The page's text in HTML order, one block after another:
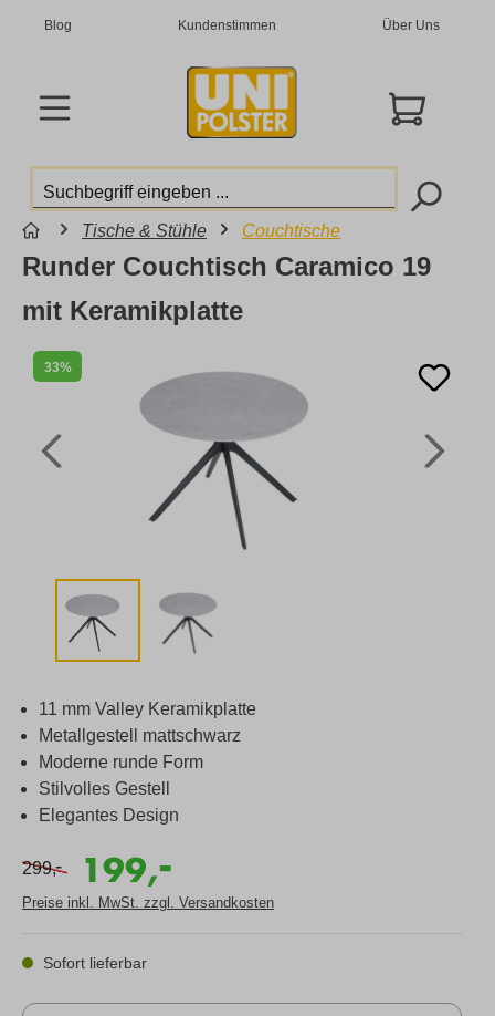
Blog Kundenstimmen Über Uns
Tische & Stühle Couchtische
33%
Runder Couchtisch Caramico 19
mit Keramikplatte
11 mm Valley Keramikplatte
Metallgestell mattschwarz
Moderne runde Form
Stilvolles Gestell
Elegantes Design
299,- 199,
-
Preise inkl. MwSt. zzgl. Versandkosten
Sofort lieferbar